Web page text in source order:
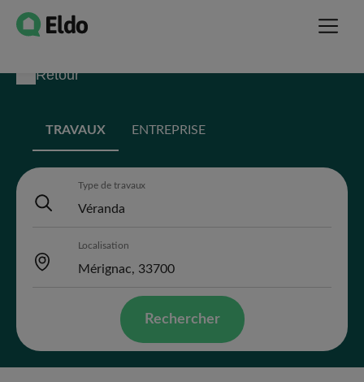
Retour
TRAVAUX ENTREPRISE
Type de travaux
Localisation
Rechercher